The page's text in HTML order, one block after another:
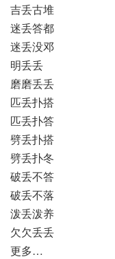
吉丢古堆
迷丢答都
迷丢没邓
明丢丢
磨磨丢丢
匹丢扑搭
匹丢扑答
劈丢扑搭
劈丢扑冬
破丢不答
破丢不落
泼丢泼养
欠欠丢丢
更多…